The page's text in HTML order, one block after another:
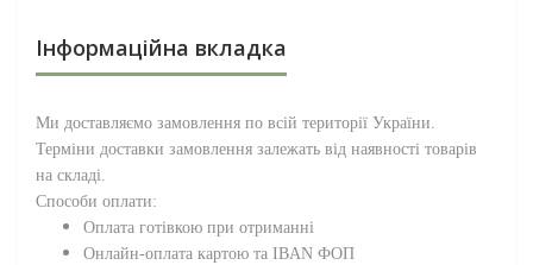
Інформаційна вкладка
Ми доставляємо замовлення по всій території України.
Терміни доставки замовлення залежать від наявності товарів
на складі.
Способи оплати:
Оплата готівкою при отриманні
Онлайн-оплата картою та IBAN ФОП